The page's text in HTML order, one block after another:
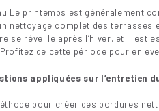
Le printemps est généralement
nettoyage complet des terrasses
se réveille après l’hiver, et il est
de cette période pour
appliquées sur l’entretien
pour créer des bordures